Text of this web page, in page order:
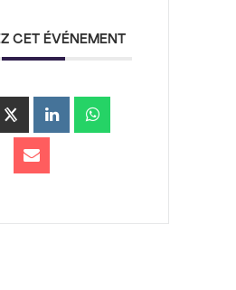
CET ÉVÉNEMENT